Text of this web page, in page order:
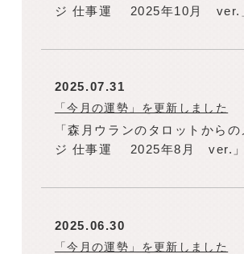
ジ 仕事運 2025年10月 ver.
2025.07.31
「今月の運勢」を更新しました
「森月ウランのタロットから
ジ 仕事運 2025年8月 ver.」
2025.06.30
「今月の運勢」を更新しました